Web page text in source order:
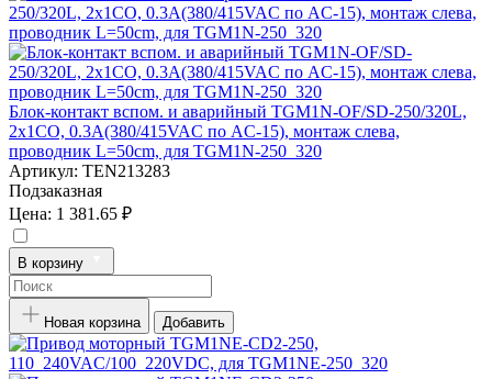
Блок-контакт вспом. и аварийный TGM1N-OF/SD-250/320L,
2x1CO, 0.3А(380/415VAC по AC-15), монтаж слева,
проводник L=50cm, для TGM1N-250_320
Артикул: TEN213283
Подзаказная
Цена: 1 381.65 ₽
В корзину
Новая корзина Добавить